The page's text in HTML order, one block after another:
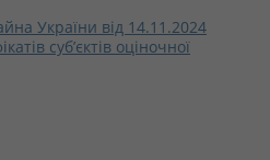
України від 14.11.2024
суб’єктів оціночної